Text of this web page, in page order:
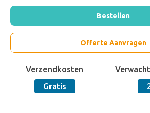
Bestellen
Offerte Aanvragen
Verzendkosten
Gratis